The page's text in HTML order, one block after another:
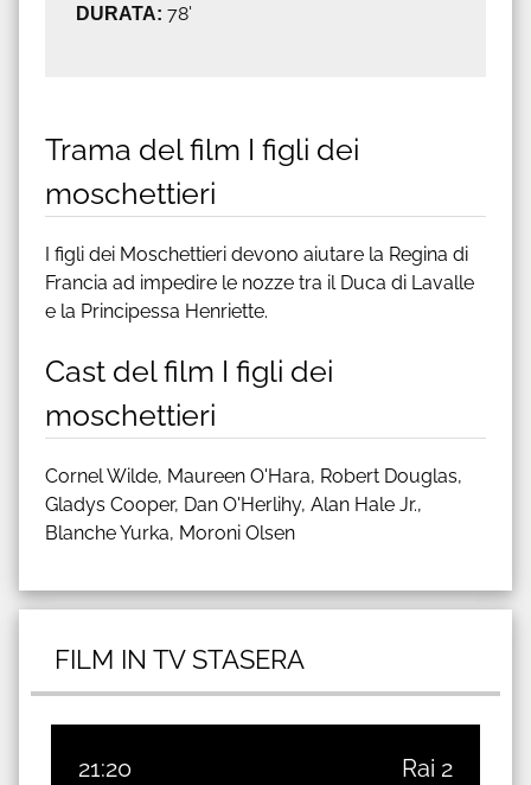
DURATA: 78'
Trama del film I figli dei
moschettieri
I figli dei Moschettieri devono aiutare la Regina di
Francia ad impedire le nozze tra il Duca di Lavalle
e la Principessa Henriette.
Cast del film I figli dei
moschettieri
Cornel Wilde, Maureen O'Hara, Robert Douglas,
Gladys Cooper, Dan O'Herlihy, Alan Hale Jr.,
Blanche Yurka, Moroni Olsen
FILM IN TV STASERA
21:20 Rai 2